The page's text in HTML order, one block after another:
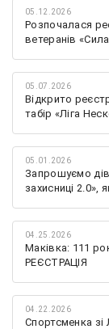
05.12.2026
Розпочалася
ветеранів
05.07.2026
Відкрито
табір «Ліга
05.01.2026
Запрошуємо
захисниці 2.0»,
04.25.2026
Маківка: 111
РЕЄСТРАЦІЯ
04.22.2026
Спортсменка зі